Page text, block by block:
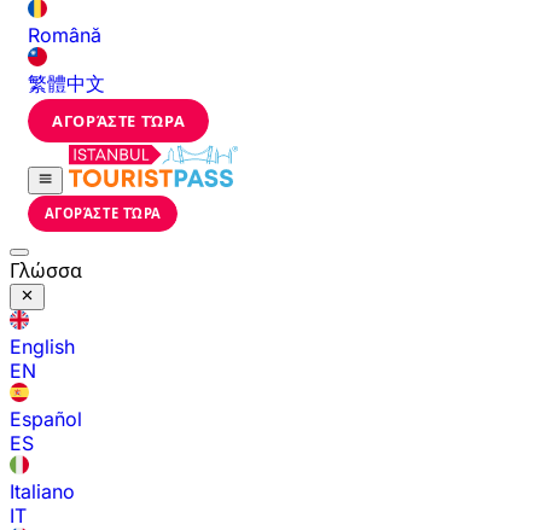
Română
繁體中文
ΑΓΟΡΆΣΤΕ ΤΏΡΑ
ΑΓΟΡΆΣΤΕ ΤΏΡΑ
Γλώσσα
English
EN
Español
ES
Italiano
IT